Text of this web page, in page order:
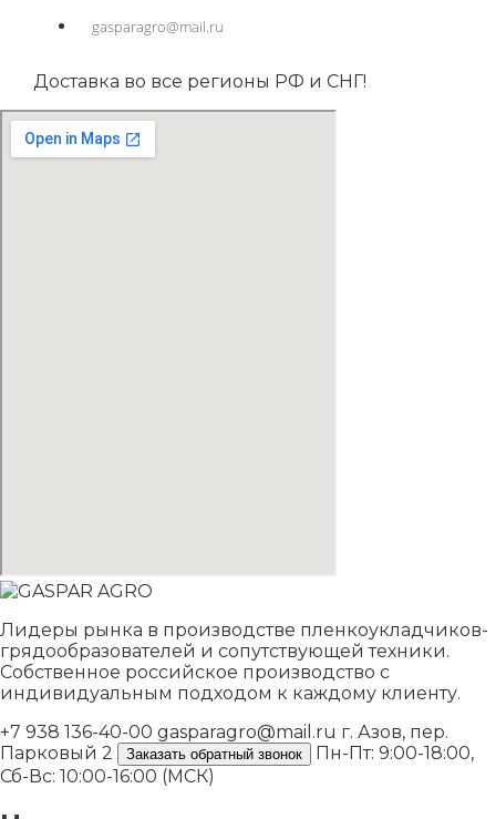
gasparagro@mail.ru
Доставка во все регионы РФ и СНГ!
Лидеры рынка в производстве пленкоукладчиков-
грядообразователей и сопутствующей техники.
Собственное российское производство с
индивидуальным подходом к каждому клиенту.
+7 938 136-40-00 gasparagro@mail.ru г. Азов, пер.
Парковый 2
Заказать обратный звонок
Пн-Пт: 9:00-18:00,
Сб-Вс: 10:00-16:00 (МСК)